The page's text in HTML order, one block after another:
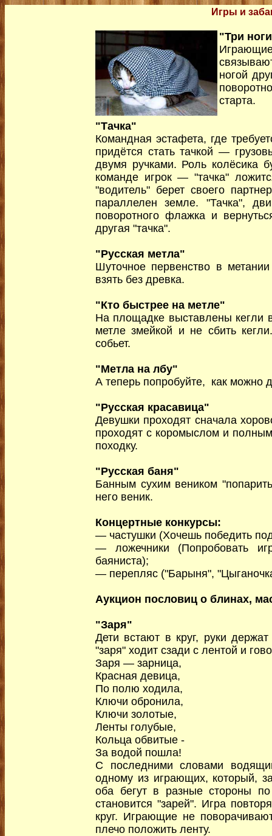
Игры и
"Три
ногой
старта.
"Тачка"
Командная эстафета, где
придётся стать тачкой —
двумя ручками. Роль колёсика
команде игрок — "тачка"
"водитель" берет своего
параллелен земле. "Тачка",
поворотного флажка и
другая "тачка".
"Русская метла"
Шуточное первенство в
взять без древка.
"Кто быстрее на метле"
На площадке выставлены кегли
метле змейкой и не сбить
собьет.
"Метла на лбу"
А теперь попробуйте, как можно
"Русская красавица"
Девушки проходят сначала
проходят с коромыслом и
походку.
"Русская баня"
Банным сухим веником
него веник.
Концертные конкурсы:
— частушки (Хочешь победить
— ложечники (Попробовать
баяниста);
— перепляс ("Барыня",
Аукцион пословиц о блинах,
"Заря"
Дети встают в круг, руки
"заря" ходит сзади с лентой и
Заря — зарница,
Красная девица,
По полю ходила,
Ключи обронила,
Ключи золотые,
Ленты голубые,
Кольца обвитые -
За водой пошла!
С последними словами
одному из играющих, который,
оба бегут в разные стороны по
становится "зарей". Игра
круг. Играющие не
плечо положить ленту.